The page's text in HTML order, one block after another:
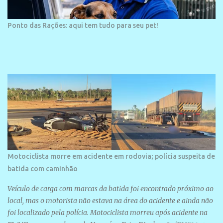
Ponto das Rações: aqui tem tudo para seu pet!
Motociclista morre em acidente em rodovia; polícia suspeita de
batida com caminhão
Veículo de carga com marcas da batida foi encontrado próximo ao
local, mas o motorista não estava na área do acidente e ainda não
foi localizado pela polícia. Motociclista morreu após acidente na